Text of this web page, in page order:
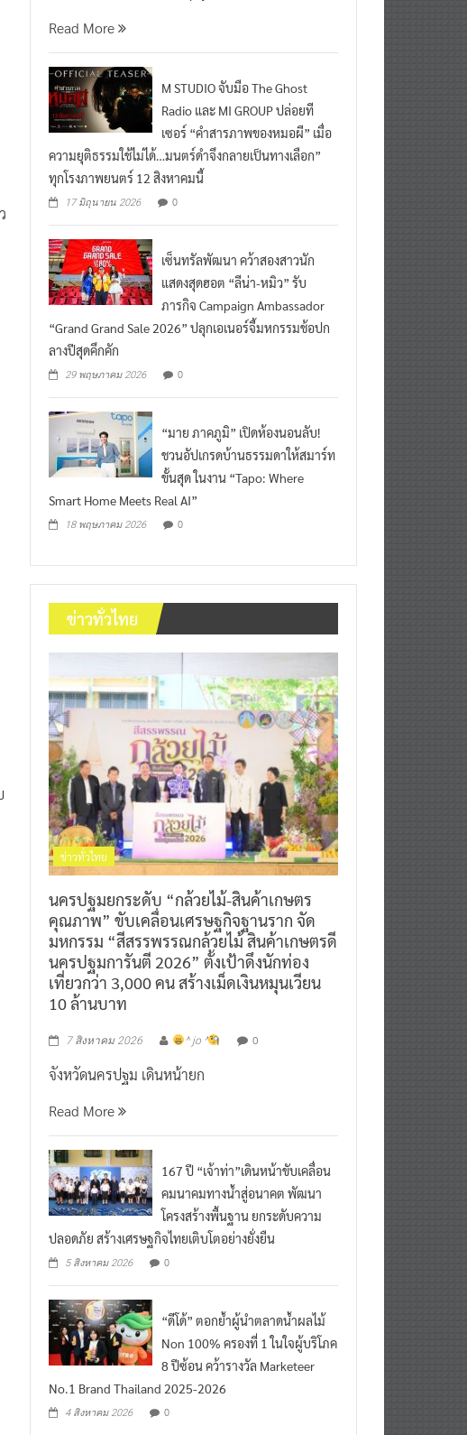
Radio และ MI GROUP ปล่อยที
เซอร์ “คำสารภาพของหมอผี” เมื่อ
ความยุติธรรมใช้ไม่ได้…มนตร์ดำจึงกลายเป็นทางเลือก”
ทุกโรงภาพยนตร์ 12 สิงหาคมนี้
แสดงสุดฮอต “ลีน่า-หมิว” รับ
ภารกิจ Campaign Ambassador
“Grand Grand Sale 2026” ปลุกเอเนอร์จี้มหกรรมช้อปก
ลางปีสุดคึกคัก
29 พฤษภาคม 2026
ชวนอัปเกรดบ้านธรรมดาให้สมาร์ท
ขั้นสุด ในงาน “Tapo: Where
Smart Home Meets Real AI”
ข่าวทั่วไทย
ข่าวทั่วไทย
นครปฐมยกระดับ “กล้วยไม้-สินค้าเกษตร
คุณภาพ” ขับเคลื่อนเศรษฐกิจฐานราก จัด
มหกรรม “สีสรรพรรณกล้วยไม้ สินค้าเกษตรดี
นครปฐมการันตี 2026” ตั้งเป้าดึงนักท่อง
เที่ยวกว่า 3,000 คน สร้างเม็ดเงินหมุนเวียน
10 ล้านบาท
167 ปี “เจ้าท่า”เดินหน้าขับเคลื่อน
คมนาคมทางน้ำสู่อนาคต พัฒนา
โครงสร้างพื้นฐาน ยกระดับความ
ปลอดภัย สร้างเศรษฐกิจไทยเติบโตอย่างยั่งยืน
0
Non 100% ครองที่ 1 ในใจผู้บริโภค
8 ปีซ้อน คว้ารางวัล Marketeer
No.1 Brand Thailand 2025-2026
0